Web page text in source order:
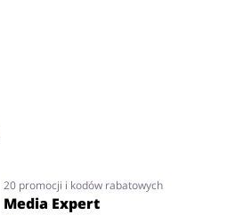
20 promocji i kodów rabatowych
Media Expert